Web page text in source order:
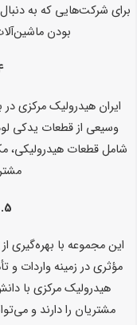
بودن
ایران هیدرولیک مرکزی
شامل قطعات هیدرولیکی،
5.
این مجموعه با
مؤثری در زمینه واردات و
هیدرولیک مرکزی با
مشتریان را دارند و